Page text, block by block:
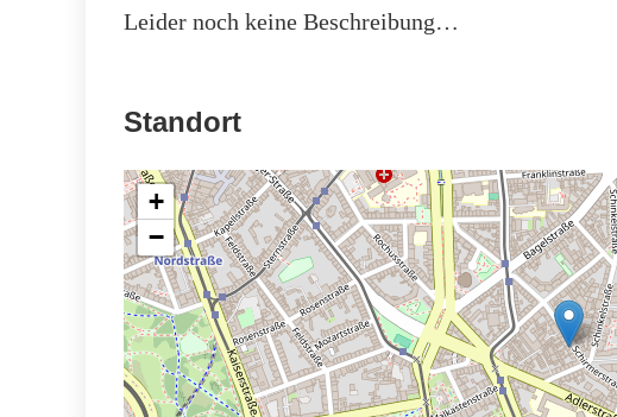
Leider noch keine Beschreibung…
Standort
+
−